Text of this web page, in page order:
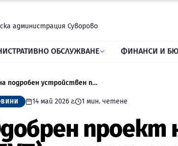
администрация Суворово
ОБСЛУЖВАНЕ ФИНАНСИ И
Одобрен проект на подробен устройствен план (ПУП) – план за регулация и застрояване (ПРЗ) в обхвата на УПИ XVII753, кв.44 по плана на гр. Суворово, Община Суворово
14 май 2026 г. 1 мин. четене
проект